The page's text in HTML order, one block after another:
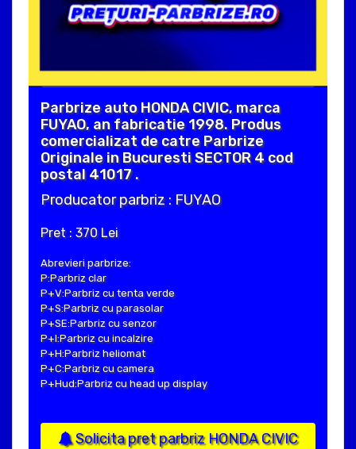
Parbrize auto HONDA CIVIC, marca
FUYAO, an fabricatie 1998. Produs
comercializat de catre Parbrize
Originale in Bucuresti SECTOR 4 cod
postal 41017 .
Producator parbriz : FUYAO
Pret : 370 Lei
Abrevieri parbrize:
P:Parbriz clar
P+V:Parbriz cu tenta verde
P+S:Parbriz cu parasolar
P+SE:Parbriz cu senzor
P+I:Parbriz cu incalzire
P+H:Parbriz heliomat
P+C:Parbriz cu camera
P+Hud:Parbriz cu head up display
Solicita pret parbriz HONDA CIVIC